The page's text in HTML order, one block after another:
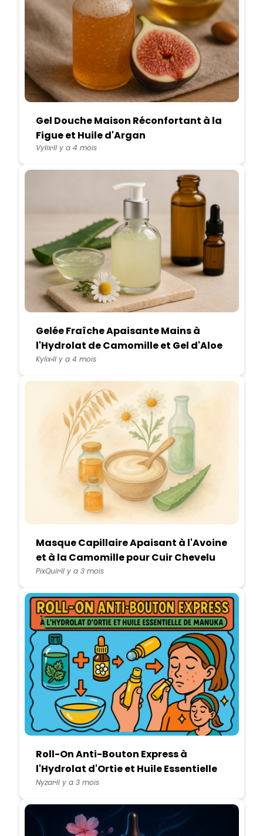
Gel Douche Maison Réconfortant à la
Figue et Huile d'Argan
VylixIl y a 4 mois
Gelée Fraîche Apaisante Mains à
l'Hydrolat de Camomille et Gel d'Aloe
Vera
KylixIl y a 4 mois
Masque Capillaire Apaisant à l'Avoine
et à la Camomille pour Cuir Chevelu
Sensible
PixQuirIl y a 3 mois
Roll-On Anti-Bouton Express à
l'Hydrolat d'Ortie et Huile Essentielle
de Manuka
NyzarIl y a 3 mois